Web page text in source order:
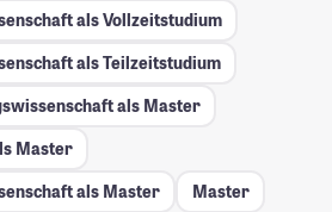
als Vollzeitstudium
als Teilzeitstudium
als Master
Master
als Master
Master